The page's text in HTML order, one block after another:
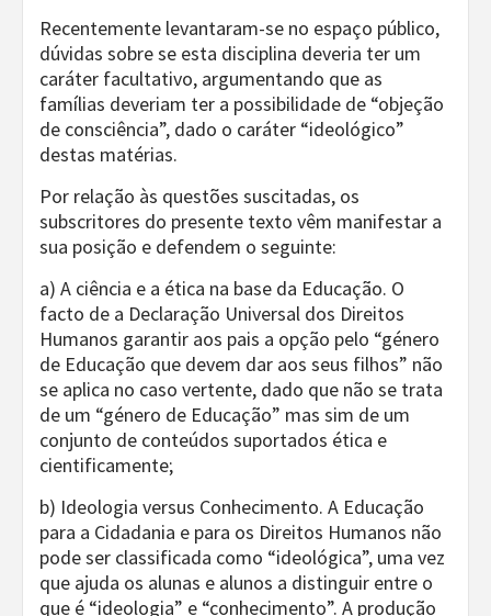
Recentemente levantaram-se no espaço público,
dúvidas sobre se esta disciplina deveria ter um
caráter facultativo, argumentando que as
famílias deveriam ter a possibilidade de “objeção
de consciência”, dado o caráter “ideológico”
destas matérias.
Por relação às questões suscitadas, os
subscritores do presente texto vêm manifestar a
sua posição e defendem o seguinte:
a) A ciência e a ética na base da Educação. O
facto de a Declaração Universal dos Direitos
Humanos garantir aos pais a opção pelo “género
de Educação que devem dar aos seus filhos” não
se aplica no caso vertente, dado que não se trata
de um “género de Educação” mas sim de um
conjunto de conteúdos suportados ética e
cientificamente;
b) Ideologia versus Conhecimento. A Educação
para a Cidadania e para os Direitos Humanos não
pode ser classificada como “ideológica”, uma vez
que ajuda os alunas e alunos a distinguir entre o
que é “ideologia” e “conhecimento”. A produção